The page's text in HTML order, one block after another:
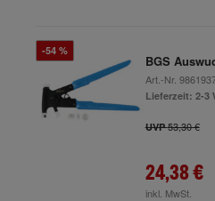
-54 %
BGS
Art.-Nr.
Lieferzeit: 2-3
UVP53,30 €
24,38 €
inkl. MwSt.